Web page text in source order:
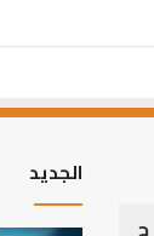
ج
الجديد